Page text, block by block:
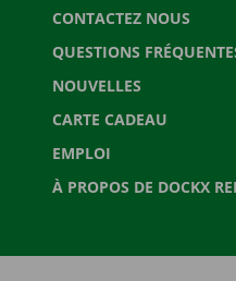
CONTACTEZ NOUS
QUESTIONS
NOUVELLES
CARTE CADEAU
EMPLOI
À PROPOS DE DOCKX